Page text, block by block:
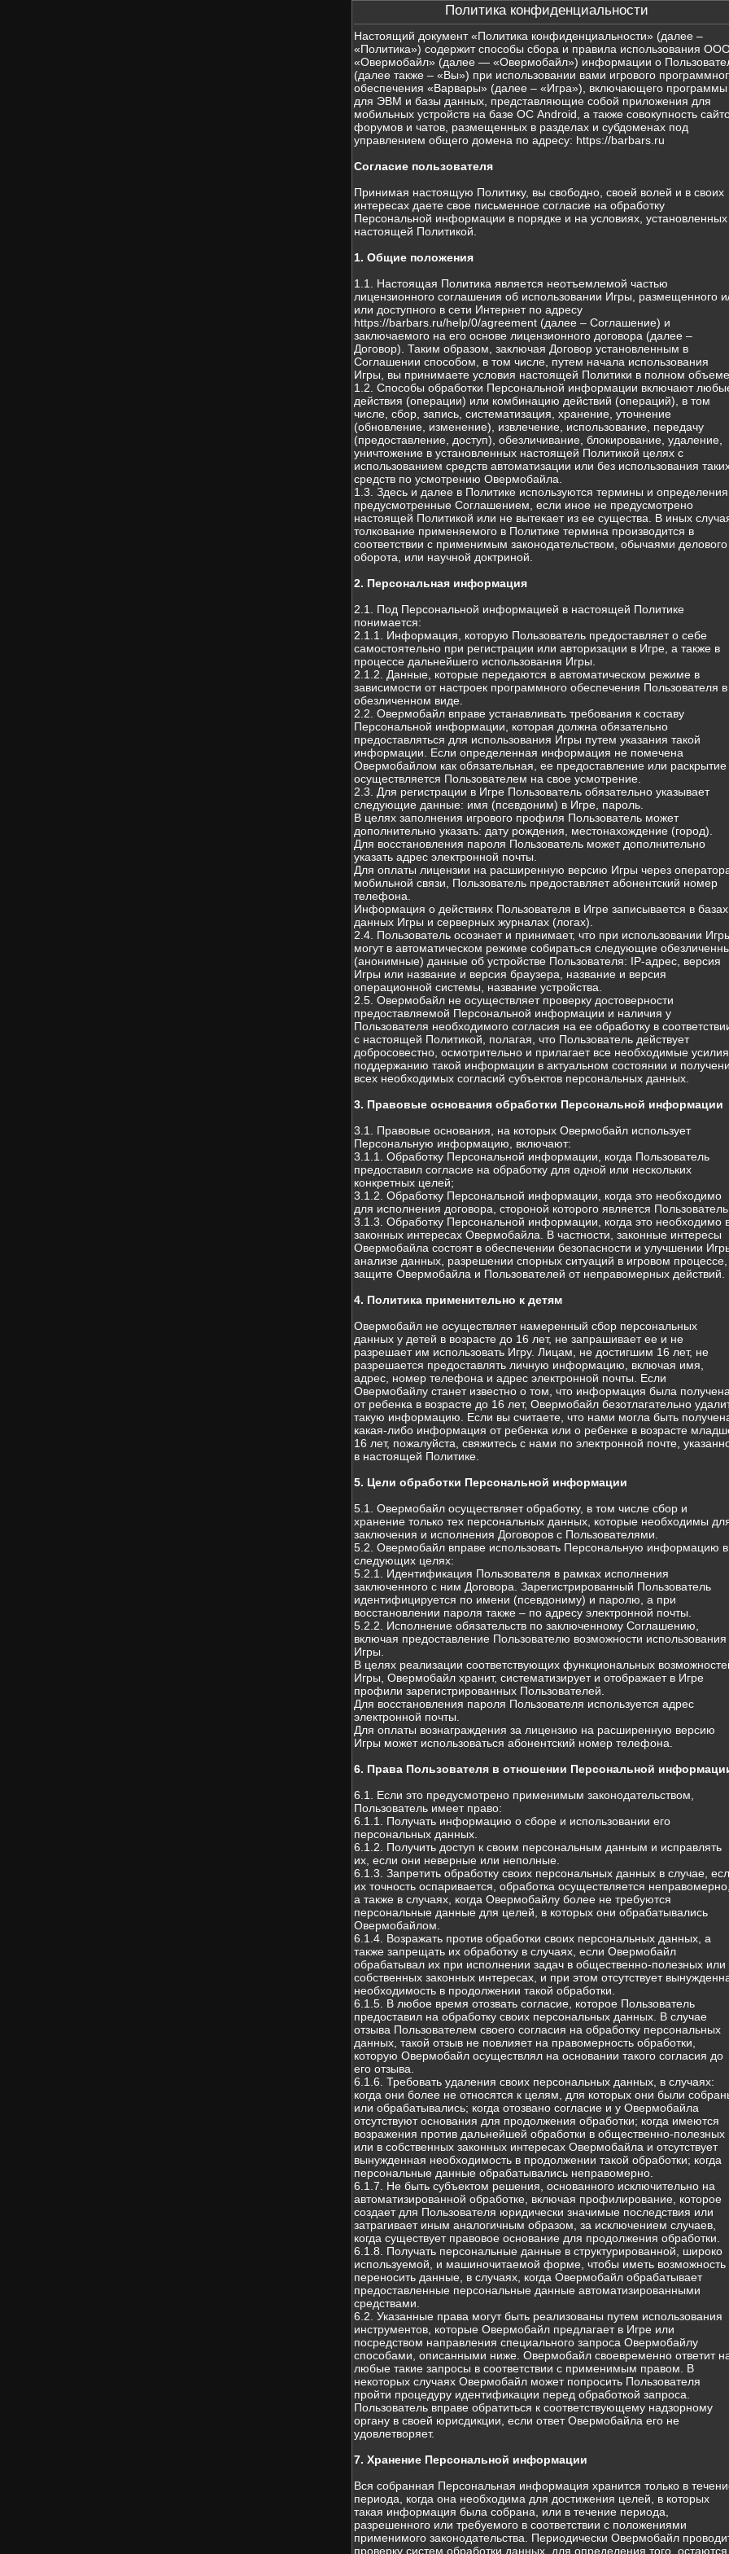
Политика конфиденциальности
Настоящий документ «Политика конфиденциальности» (далее –
«Политика») содержит способы сбора и правила использования
«Овермобайл» (далее — «Овермобайл») информации о
(далее также – «Вы») при использовании вами игрового
обеспечения «Варвары» (далее – «Игра»), включающего программы
для ЭВМ и базы данных, представляющие собой приложения для
мобильных устройств на базе ОС Android, а также совокупность
форумов и чатов, размещенных в разделах и субдоменах под
управлением общего домена по адресу: https://barbars.ru
Согласие пользователя
Принимая настоящую Политику, вы свободно, своей волей и в своих
интересах даете свое письменное согласие на обработку
Персональной информации в порядке и на условиях, установленных
настоящей Политикой.
1. Общие положения
1.1. Настоящая Политика является неотъемлемой частью
лицензионного соглашения об использовании Игры, размещенного
или доступного в сети Интернет по адресу
https://barbars.ru/help/0/agreement (далее – Соглашение) и
заключаемого на его основе лицензионного договора (далее –
Договор). Таким образом, заключая Договор установленным в
Соглашении способом, в том числе, путем начала использования
Игры, вы принимаете условия настоящей Политики в полном объеме.
1.2. Способы обработки Персональной информации включают
действия (операции) или комбинацию действий (операций), в том
числе, сбор, запись, систематизация, хранение, уточнение
(обновление, изменение), извлечение, использование, передачу
(предоставление, доступ), обезличивание, блокирование, удаление,
уничтожение в установленных настоящей Политикой целях с
использованием средств автоматизации или без использования
средств по усмотрению Овермобайла.
1.3. Здесь и далее в Политике используются термины и определения,
предусмотренные Соглашением, если иное не предусмотрено
настоящей Политикой или не вытекает из ее существа. В иных
толкование применяемого в Политике термина производится в
соответствии с применимым законодательством, обычаями делового
оборота, или научной доктриной.
2. Персональная информация
2.1. Под Персональной информацией в настоящей Политике
понимается:
2.1.1. Информация, которую Пользователь предоставляет о себе
самостоятельно при регистрации или авторизации в Игре, а также в
процессе дальнейшего использования Игры.
2.1.2. Данные, которые передаются в автоматическом режиме в
зависимости от настроек программного обеспечения Пользователя в
обезличенном виде.
2.2. Овермобайл вправе устанавливать требования к составу
Персональной информации, которая должна обязательно
предоставляться для использования Игры путем указания такой
информации. Если определенная информация не помечена
Овермобайлом как обязательная, ее предоставление или раскрытие
осуществляется Пользователем на свое усмотрение.
2.3. Для регистрации в Игре Пользователь обязательно указывает
следующие данные: имя (псевдоним) в Игре, пароль.
В целях заполнения игрового профиля Пользователь может
дополнительно указать: дату рождения, местонахождение (город).
Для восстановления пароля Пользователь может дополнительно
указать адрес электронной почты.
Для оплаты лицензии на расширенную версию Игры через
мобильной связи, Пользователь предоставляет абонентский номер
телефона.
Информация о действиях Пользователя в Игре записывается в базах
данных Игры и серверных журналах (логах).
2.4. Пользователь осознает и принимает, что при использовании
могут в автоматическом режиме собираться следующие
(анонимные) данные об устройстве Пользователя: IP-адрес, версия
Игры или название и версия браузера, название и версия
операционной системы, название устройства.
2.5. Овермобайл не осуществляет проверку достоверности
предоставляемой Персональной информации и наличия у
Пользователя необходимого согласия на ее обработку в
с настоящей Политикой, полагая, что Пользователь действует
добросовестно, осмотрительно и прилагает все необходимые
поддержанию такой информации в актуальном состоянии и
всех необходимых согласий субъектов персональных данных.
3. Правовые основания обработки Персональной информации
3.1. Правовые основания, на которых Овермобайл использует
Персональную информацию, включают:
3.1.1. Обработку Персональной информации, когда Пользователь
предоставил согласие на обработку для одной или нескольких
конкретных целей;
3.1.2. Обработку Персональной информации, когда это необходимо
для исполнения договора, стороной которого является
3.1.3. Обработку Персональной информации, когда это необходимо
законных интересах Овермобайла. В частности, законные интересы
Овермобайла состоят в обеспечении безопасности и улучшении
анализе данных, разрешении спорных ситуаций в игровом процессе,
защите Овермобайла и Пользователей от неправомерных действий.
4. Политика применительно к детям
Овермобайл не осуществляет намеренный сбор персональных
данных у детей в возрасте до 16 лет, не запрашивает ее и не
разрешает им использовать Игру. Лицам, не достигшим 16 лет, не
разрешается предоставлять личную информацию, включая имя,
адрес, номер телефона и адрес электронной почты. Если
Овермобайлу станет известно о том, что информация была получена
от ребенка в возрасте до 16 лет, Овермобайл безотлагательно
такую информацию. Если вы считаете, что нами могла быть
какая-либо информация от ребенка или о ребенке в возрасте
16 лет, пожалуйста, свяжитесь с нами по электронной почте,
в настоящей Политике.
5. Цели обработки Персональной информации
5.1. Овермобайл осуществляет обработку, в том числе сбор и
хранение только тех персональных данных, которые необходимы
заключения и исполнения Договоров с Пользователями.
5.2. Овермобайл вправе использовать Персональную информацию в
следующих целях:
5.2.1. Идентификация Пользователя в рамках исполнения
заключенного с ним Договора. Зарегистрированный Пользователь
идентифицируется по имени (псевдониму) и паролю, а при
восстановлении пароля также – по адресу электронной почты.
5.2.2. Исполнение обязательств по заключенному Соглашению,
включая предоставление Пользователю возможности использования
Игры.
В целях реализации соответствующих функциональных
Игры, Овермобайл хранит, систематизирует и отображает в Игре
профили зарегистрированных Пользователей.
Для восстановления пароля Пользователя используется адрес
электронной почты.
Для оплаты вознаграждения за лицензию на расширенную версию
Игры может использоваться абонентский номер телефона.
6. Права Пользователя в отношении Персональной
6.1. Если это предусмотрено применимым законодательством,
Пользователь имеет право:
6.1.1. Получать информацию о сборе и использовании его
персональных данных.
6.1.2. Получить доступ к своим персональным данным и исправлять
их, если они неверные или неполные.
6.1.3. Запретить обработку своих персональных данных в случае,
их точность оспаривается, обработка осуществляется неправомерно,
а также в случаях, когда Овермобайлу более не требуются
персональные данные для целей, в которых они обрабатывались
Овермобайлом.
6.1.4. Возражать против обработки своих персональных данных, а
также запрещать их обработку в случаях, если Овермобайл
обрабатывал их при исполнении задач в общественно-полезных или
собственных законных интересах, и при этом отсутствует
необходимость в продолжении такой обработки.
6.1.5. В любое время отозвать согласие, которое Пользователь
предоставил на обработку своих персональных данных. В случае
отзыва Пользователем своего согласия на обработку персональных
данных, такой отзыв не повлияет на правомерность обработки,
которую Овермобайл осуществлял на основании такого согласия до
его отзыва.
6.1.6. Требовать удаления своих персональных данных, в случаях:
когда они более не относятся к целям, для которых они были
или обрабатывались; когда отозвано согласие и у Овермобайла
отсутствуют основания для продолжения обработки; когда имеются
возражения против дальнейшей обработки в общественно-полезных
или в собственных законных интересах Овермобайла и отсутствует
вынужденная необходимость в продолжении такой обработки; когда
персональные данные обрабатывались неправомерно.
6.1.7. Не быть субъектом решения, основанного исключительно на
автоматизированной обработке, включая профилирование, которое
создает для Пользователя юридически значимые последствия или
затрагивает иным аналогичным образом, за исключением случаев,
когда существует правовое основание для продолжения обработки.
6.1.8. Получать персональные данные в структурированной, широко
используемой, и машиночитаемой форме, чтобы иметь возможность
переносить данные, в случаях, когда Овермобайл обрабатывает
предоставленные персональные данные автоматизированными
средствами.
6.2. Указанные права могут быть реализованы путем использования
инструментов, которые Овермобайл предлагает в Игре или
посредством направления специального запроса Овермобайлу
способами, описанными ниже. Овермобайл своевременно ответит
любые такие запросы в соответствии с применимым правом. В
некоторых случаях Овермобайл может попросить Пользователя
пройти процедуру идентификации перед обработкой запроса.
Пользователь вправе обратиться к соответствующему надзорному
органу в своей юрисдикции, если ответ Овермобайла его не
удовлетворяет.
7. Хранение Персональной информации
Вся собранная Персональная информация хранится только в
периода, когда она необходима для достижения целей, в которых
такая информация была собрана, или в течение периода,
разрешенного или требуемого в соответствии с положениями
применимого законодательства. Периодически Овермобайл
проверку систем обработки данных, для определения того, остаются